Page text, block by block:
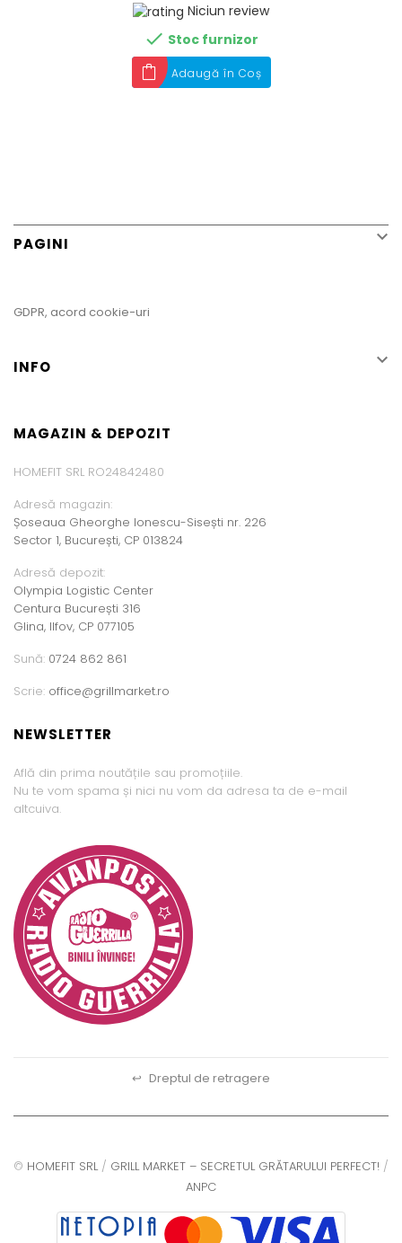
Niciun review
 Stoc furnizor
Adaugă în Coș
PAGINI 
GDPR, acord cookie-uri
INFO 
MAGAZIN & DEPOZIT
HOMEFIT SRL RO24842480
Adresă magazin:
Șoseaua Gheorghe Ionescu-Sisești nr. 226
Sector 1, București, CP 013824
Adresă depozit:
Olympia Logistic Center
Centura București 316
Glina, Ilfov, CP 077105
Sună: 0724 862 861
Scrie: office@grillmarket.ro
NEWSLETTER
Află din prima noutățile sau promoțiile.
Nu te vom spama și nici nu vom da adresa ta de e-mail
altcuiva.
↩ Dreptul de retragere
© HOMEFIT SRL/ GRILL MARKET – SECRETUL GRĂTARULUI PERFECT! /
ANPC